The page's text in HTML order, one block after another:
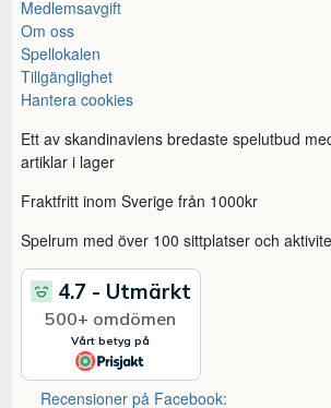
Medlemsavgift
Om oss
Spellokalen
Tillgänglighet
Hantera cookies
Ett av skandinaviens bredaste spelutbud
artiklar i lager
Fraktfritt inom Sverige från 1000kr
Spelrum med över 100 sittplatser och
Recensioner på Facebook: